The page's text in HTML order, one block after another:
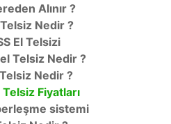
Alınır ?
Nedir ?
El Telsizi
Telsiz Nedir ?
Nedir ?
Telsiz Fiyatları
sistemi